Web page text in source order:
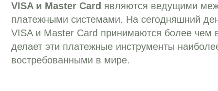
VISA и Master Card являются ведущими
платежными системами. На сегодняшний
VISA и Master Card принимаются более чем
делает эти платежные инструменты
востребованными в мире.